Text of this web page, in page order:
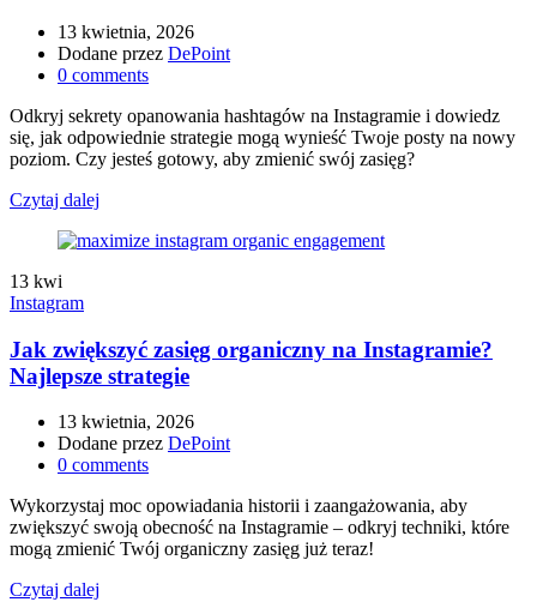
13 kwietnia, 2026
Dodane przez DePoint
0 comments
Odkryj sekrety opanowania hashtagów na Instagramie i dowiedz
się, jak odpowiednie strategie mogą wynieść Twoje posty na nowy
poziom. Czy jesteś gotowy, aby zmienić swój zasięg?
Czytaj dalej
13 kwi
Instagram
Jak zwiększyć zasięg organiczny na Instagramie?
Najlepsze strategie
13 kwietnia, 2026
Dodane przez DePoint
0 comments
Wykorzystaj moc opowiadania historii i zaangażowania, aby
zwiększyć swoją obecność na Instagramie – odkryj techniki, które
mogą zmienić Twój organiczny zasięg już teraz!
Czytaj dalej